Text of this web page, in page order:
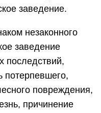
заведение.
незаконного
заведение
последствий,
потерпевшего,
повреждения,
причинение